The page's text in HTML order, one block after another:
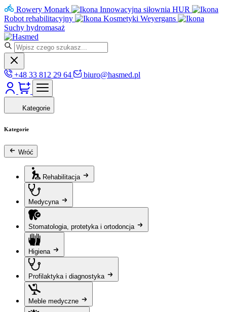
Rowery Monark
Innowacyjna siłownia HUR
Robot rehabilitacyjny
Kosmetyki Weyergans
Suchy hydromasaż
+48 33 812 29 64 biuro@hasmed.pl
Kategorie
Kategorie
Wróć
Rehabilitacja
Medycyna
Stomatologia, protetyka i ortodoncja
Higiena
Profilaktyka i diagnostyka
Meble medyczne